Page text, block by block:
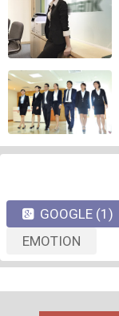
GOOGLE (1)
EMOTION